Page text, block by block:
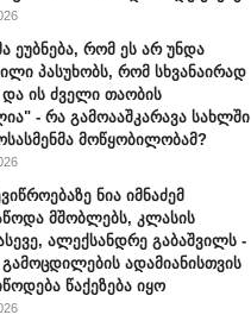
ეუბნება, რომ ეს არ უნდა
პასუხობს, რომ სხვანაირად
ის ძველი თაობის
- რა გამოააშკარავა სახლში
მოწყობილობამ?
ნია იმნაძემ
მშობლებს, კლასის
ალექსანდრე გაბაშვილს -
ადამიანისთვის
წაქეზება იყო